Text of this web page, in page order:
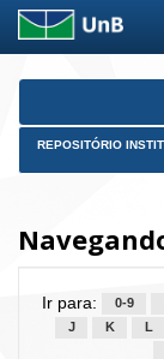
Skip
REPOSITÓRIO
Ir para: 0-9
J
K L